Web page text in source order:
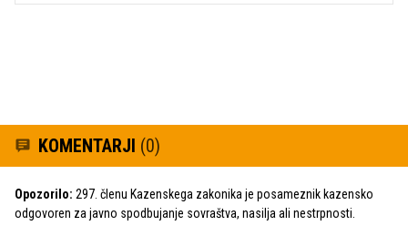
KOMENTARJI (0)
Opozorilo: 297. členu Kazenskega zakonika je posameznik kazensko
odgovoren za javno spodbujanje sovraštva, nasilja ali nestrpnosti.